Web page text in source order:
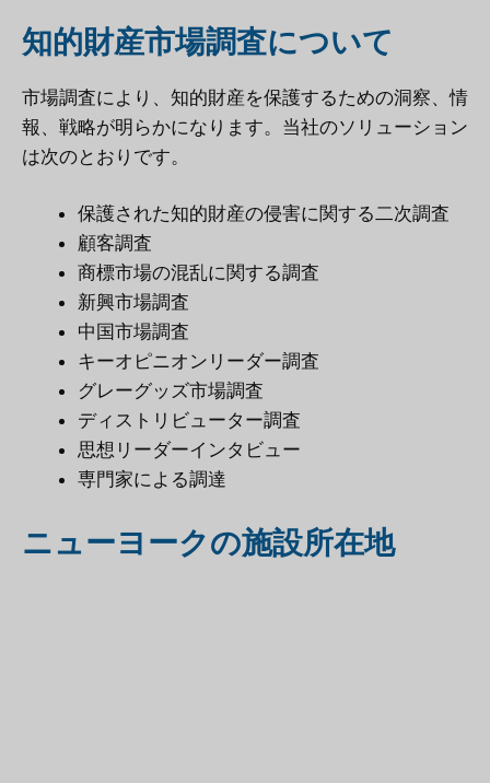
知的財産市場調査について
市場調査により、知的財産を保護するための洞察、情
報、戦略が明らかになります。当社のソリューション
は次のとおりです。
保護された知的財産の侵害に関する二次調査
顧客調査
商標市場の混乱に関する調査
新興市場調査
中国市場調査
キーオピニオンリーダー調査
グレーグッズ市場調査
ディストリビューター調査
思想リーダーインタビュー
専門家による調達
ニューヨークの施設所在地